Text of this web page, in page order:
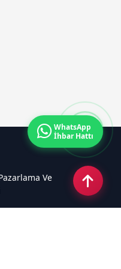
Ve
WhatsApp
İhbar Hattı